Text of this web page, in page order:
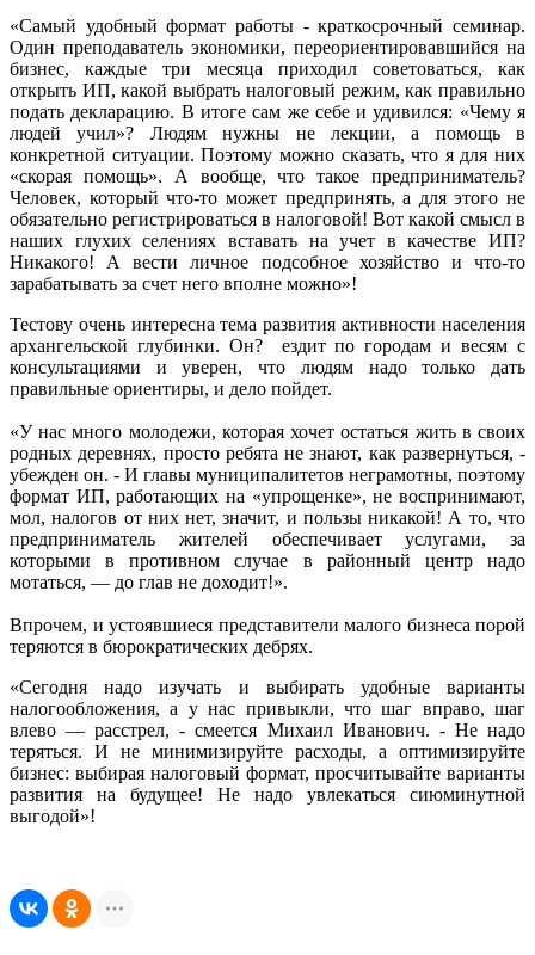
«Самый удобный формат работы - краткосрочный семинар.
Один преподаватель экономики, переориентировавшийся на
бизнес, каждые три месяца приходил советоваться, как
открыть ИП, какой выбрать налоговый режим, как правильно
подать декларацию. В итоге сам же себе и удивился: «Чему я
людей учил»? Людям нужны не лекции, а помощь в
конкретной ситуации. Поэтому можно сказать, что я для них
«скорая помощь». А вообще, что такое предприниматель?
Человек, который что-то может предпринять, а для этого не
обязательно регистрироваться в налоговой! Вот какой смысл в
наших глухих селениях вставать на учет в качестве ИП?
Никакого! А вести личное подсобное хозяйство и что-то
зарабатывать за счет него вполне можно»!
Тестову очень интересна тема развития активности населения
архангельской глубинки. Он? ездит по городам и весям с
консультациями и уверен, что людям надо только дать
правильные ориентиры, и дело пойдет.
«У нас много молодежи, которая хочет остаться жить в своих
родных деревнях, просто ребята не знают, как развернуться, -
убежден он. - И главы муниципалитетов неграмотны, поэтому
формат ИП, работающих на «упрощенке», не воспринимают,
мол, налогов от них нет, значит, и пользы никакой! А то, что
предприниматель жителей обеспечивает услугами, за
которыми в противном случае в районный центр надо
мотаться, — до глав не доходит!».
Впрочем, и устоявшиеся представители малого бизнеса порой
теряются в бюрократических дебрях.
«Сегодня надо изучать и выбирать удобные варианты
налогообложения, а у нас привыкли, что шаг вправо, шаг
влево — расстрел, - смеется Михаил Иванович. - Не надо
теряться. И не минимизируйте расходы, а оптимизируйте
бизнес: выбирая налоговый формат, просчитывайте варианты
развития на будущее! Не надо увлекаться сиюминутной
выгодой»!